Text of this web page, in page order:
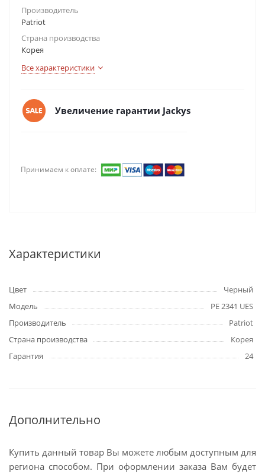
Производитель
Patriot
Страна производства
Корея
Все характеристики
Увеличение гарантии Jackys
Принимаем к оплате:
Характеристики
Цвет
Черный
Модель
PE 2341 UES
Производитель
Patriot
Страна производства
Корея
Гарантия
24
Дополнительно
Купить данный товар Вы можете любым доступным для
региона способом. При оформлении заказа Вам будет